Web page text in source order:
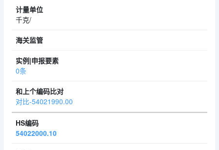
千克/
0条
对比-54021990.00
54022000.10